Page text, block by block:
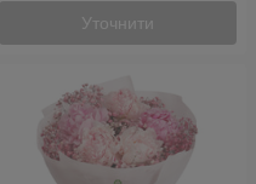
Уточнити